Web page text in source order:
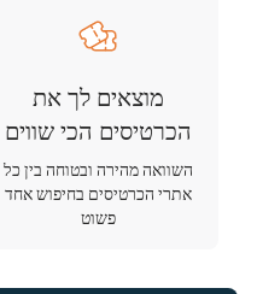
מוצאים לך את
הכרטיסים הכי שווים
השוואה מהירה ובטוחה בין כל
אתרי הכרטיסים בחיפוש אחד
פשוט